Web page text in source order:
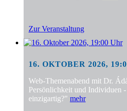
Zur Veranstaltung
16. OKTOBER 2026,
Web-Themenabend mit Dr.
Persönlichkeit und Individuen
einzigartig?" mehr